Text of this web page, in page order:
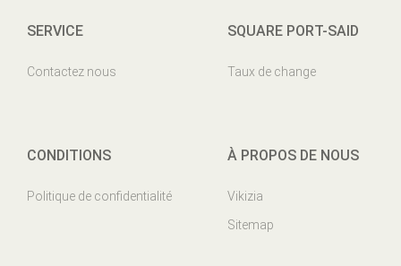
SERVICE
Contactez nous
SQUARE PORT-SAID
Taux de change
CONDITIONS
Politique de confidentialité
À PROPOS DE NOUS
Vikizia
Sitemap